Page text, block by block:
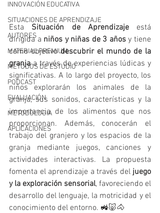
INNOVACIÓN EDUCATIVA
SITUACIONES DE APRENDIZAJE
AUTORES
MATERIAL PREMIUM
MÉTODOS DE ESTUDIO
PODCAST
EVALUACIÓN
METODOLOGIA
APLICACIONES
Esta Situación de Aprendizaje está
dirigida a niños y niñas de 3 años y tiene
como objetivo descubrir el mundo de la
granja a través de experiencias lúdicas y
significativas. A lo largo del proyecto, los
niños explorarán los animales de la
granja, sus sonidos, características y la
importancia de los alimentos que nos
proporcionan. Además, conocerán el
trabajo del granjero y los espacios de la
granja mediante juegos, canciones y
actividades interactivas. La propuesta
fomenta el aprendizaje a través del juego
y la exploración sensorial, favoreciendo el
desarrollo del lenguaje, la motricidad y el
conocimiento del entorno. 🚜🐷🐴